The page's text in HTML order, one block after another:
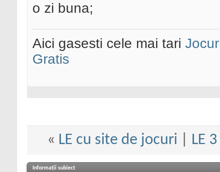
o zi buna;
Aici gasesti cele mai tari
Gratis
« LE cu site de jocuri LE
Informații subiect